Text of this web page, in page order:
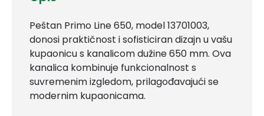
Peštan Primo Line 650, model 13701003,
donosi praktičnost i sofisticiran dizajn u vašu
kupaonicu s kanalicom dužine 650 mm. Ova
kanalica kombinuje funkcionalnost s
suvremenim izgledom, prilagođavajući se
modernim kupaonicama.